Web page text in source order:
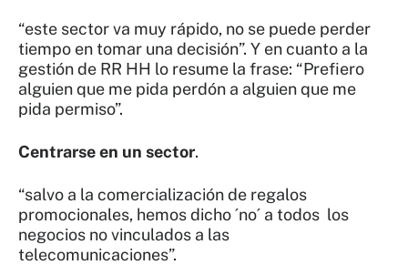
“este sector va muy rápido, no se puede perder
tiempo en tomar una decisión”. Y en cuanto a la
gestión de RR HH lo resume la frase: “Prefiero
alguien que me pida perdón a alguien que me
pida permiso”.
Centrarse en un sector.
“salvo a la comercialización de regalos
promocionales, hemos dicho ´no´ a todos los
negocios no vinculados a las
telecomunicaciones”.